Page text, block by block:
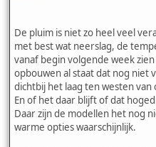
De pluim is niet zo heel veel
met best wat neerslag, de
vanaf begin volgende week
opbouwen al staat dat nog niet
dichtbij het laag ten westen
En of het daar blijft of dat
Daar zijn de modellen het nog
warme opties waarschijnlijk.